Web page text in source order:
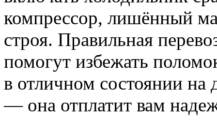
компрессор, лишённый
строя. Правильная
помогут избежать
в отличном состоянии на
— она отплатит вам